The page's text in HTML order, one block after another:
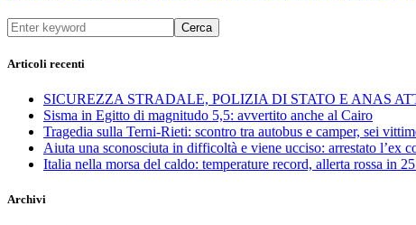
Cerca
Articoli recenti
SICUREZZA STRADALE, POLIZIA DI STATO E ANAS
Sisma in Egitto di magnitudo 5,5: avvertito anche al Cairo
Tragedia sulla Terni-Rieti: scontro tra autobus e camper, sei
Aiuta una sconosciuta in difficoltà e viene ucciso: arrestato l’ex
Italia nella morsa del caldo: temperature record, allerta rossa in
Archivi